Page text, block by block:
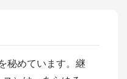
秘めています。継